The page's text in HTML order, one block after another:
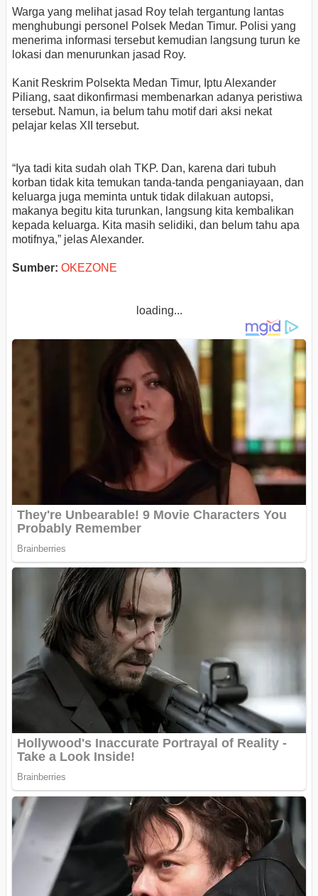
Warga yang melihat jasad Roy telah tergantung lantas
menghubungi personel Polsek Medan Timur. Polisi yang
menerima informasi tersebut kemudian langsung turun ke
lokasi dan menurunkan jasad Roy.
Kanit Reskrim Polsekta Medan Timur, Iptu Alexander
Piliang, saat dikonfirmasi membenarkan adanya peristiwa
tersebut. Namun, ia belum tahu motif dari aksi nekat
pelajar kelas XII tersebut.
“Iya tadi kita sudah olah TKP. Dan, karena dari tubuh
korban tidak kita temukan tanda-tanda penganiayaan, dan
keluarga juga meminta untuk tidak dilakuan autopsi,
makanya begitu kita turunkan, langsung kita kembalikan
kepada keluarga. Kita masih selidiki, dan belum tahu apa
motifnya,” jelas Alexander.
Sumber: OKEZONE
loading...